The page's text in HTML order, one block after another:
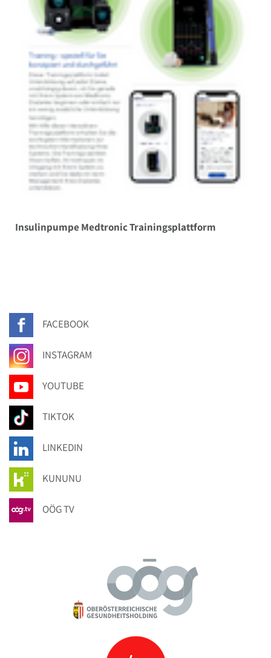
Insulinpumpe Medtronic Trainingsplattform
FACEBOOK
INSTAGRAM
YOUTUBE
TIKTOK
LINKEDIN
KUNUNU
OÖG TV